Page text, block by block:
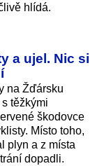
hlídá.
a ujel. Nic si
na Žďársku
těžkými
škodovce
Místo toho,
plyn a z místa
dopadli.